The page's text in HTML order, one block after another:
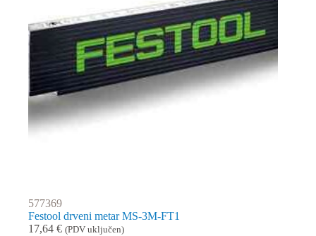
577369
Festool drveni metar MS-3M-FT1
17,64 € (PDV uključen)